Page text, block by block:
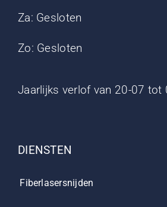
Za: Gesloten
Zo: Gesloten
Jaarlijks verlof van 20-07 tot
DIENSTEN
Fiberlasersnijden